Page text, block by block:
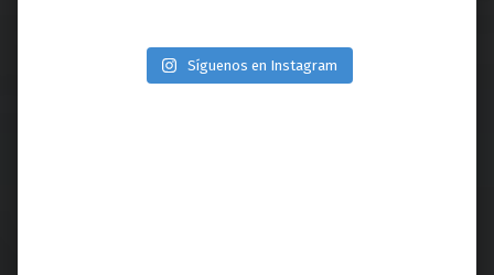
Síguenos en Instagram